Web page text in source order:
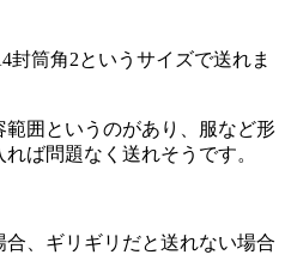
封筒角2というサイズで送れま
囲というのがあり、服など形
ば問題なく送れそうです。
、ギリギリだと送れない場合